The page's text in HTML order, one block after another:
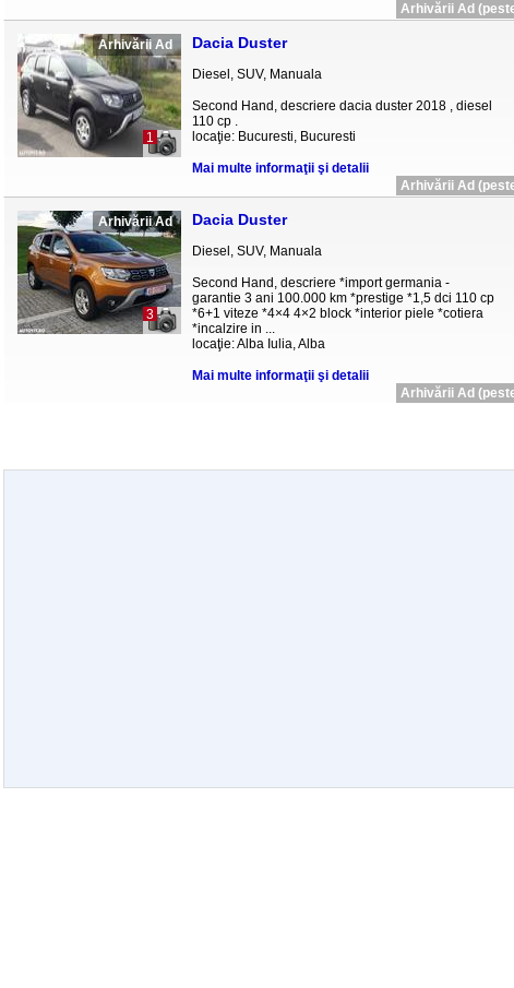
Arhivării Ad
Arhivării Ad
1
Dacia Duster
Diesel, SUV, Manuala
Second Hand, descriere dacia duster 2018 , diesel
110 cp .
locaţie: Bucuresti, Bucuresti
Mai multe informaţii şi detalii
Arhivării Ad
Arhivării Ad
3
Dacia Duster
Diesel, SUV, Manuala
Second Hand, descriere *import germania -
garantie 3 ani 100.000 km *prestige *1,5 dci 110 cp
*6+1 viteze *4×4 4×2 block *interior piele *cotiera
*incalzire in ...
locaţie: Alba Iulia, Alba
Mai multe informaţii şi detalii
Arhivării Ad